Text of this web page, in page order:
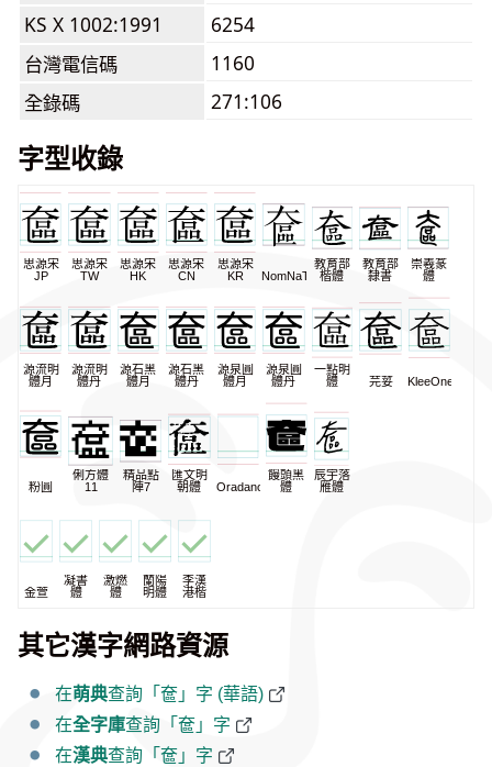
KS X 1002:1991
6254
台灣電信碼
1160
全錄碼
271:106
字型收錄
思源宋
JP
思源宋
TW
思源宋
HK
思源宋
CN
思源宋
KR
NomNaTong
教育部
楷體
教育部
隸書
崇羲篆
體
源流明
體月
源流明
體丹
源石黑
體月
源石黑
體丹
源泉圓
體月
源泉圓
體丹
一點明
體
芫荽 KleeOne
粉圓
俐方體
11
精品點
陣7
匯文明
朝體
Oradano
饅頭黑
體
辰宇落
雁體
金萱
凝書
體
激燃
體
蘭陽
明體
李漢
港楷
其它漢字網路資源
在萌典查詢「奩」字 (華語)
在全字庫查詢「奩」字
在漢典查詢「奩」字